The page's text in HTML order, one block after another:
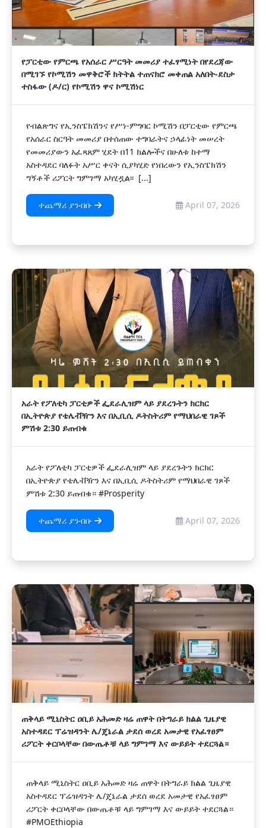
የፓርቲው የምርጫ የአሰራር ሥርዓት መመሪያ ተፈፃሚነት በየደረጃው
በሚገኙ የኮሚሽን መዋቅሮች ክትትል ተጠናክሮ መቀጠል አለበት-ደስታ
ተስፋው (ዶ/ር) የኮሚሽን ዋና ኮሚሽነር
የብልጽግና የኢንስፔክሽንና የሥነ-ምግባር ኮሚሽን በፓርቲው የምርጫ
የአሰራር ስርዓት መመሪያ በተሰጠው ተግባራትና ኃላፊነት መሠረት
የመመሪያውን አፈጻጸም ሂደት በ11 ክልሎችና በሁለቱ ከተማ
አስተዳደር ባለፉት አሥር ቀናት ሲያካሂድ የነበረውን የኢንስፔክሽን
ግኝቶች ሪፖርት ግምገማ አካሂዷል፡፡ [...]
ተጨማሪ ያንብቡ April 07, 2026
አራት የፖለቲካ ፓርቲዎች ፌደራሊዝም ላይ ያደረጉትን ክርክር
በኢትዮጵያ የቴሌቭዥን እና በኢቢሲ ዶትስትሪም የማህበራዊ ገጾች
ምሽቱ 2:30 ይጠብቁ
አራት የፖለቲካ ፓርቲዎች ፌደራሊዝም ላይ ያደረጉትን ክርክር
በኢትዮጵያ የቴሌቭዥን እና በኢቢሲ ዶትስትሪም የማህበራዊ ገጾች
ምሽቱ 2:30 ይጠብቁ። #Prosperity
ተጨማሪ ያንብቡ April 07, 2026
ጠቅላይ ሚኒስትር ዐቢይ አሕመድ ዛሬ ጠዋት በትግራይ ክልል ጊዜያዊ
አስተዳደር ፕሬዝዳንት ሌ/ጄኔራል ታደሰ ወረደ አመታዊ የአፈፃፀም
ሪፖርት ቀርቦላቸው በውጤቶቹ ላይ ግምገማ እና ውይይት ተደርጓል።
ጠቅላይ ሚኒስትር ዐቢይ አሕመድ ዛሬ ጠዋት በትግራይ ክልል ጊዜያዊ
አስተዳደር ፕሬዝዳንት ሌ/ጄኔራል ታደሰ ወረደ አመታዊ የአፈፃፀም
ሪፖርት ቀርቦላቸው በውጤቶቹ ላይ ግምገማ እና ውይይት ተደርጓል።
#PMOEthiopia